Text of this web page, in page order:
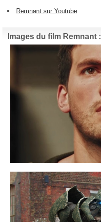
Remnant sur Youtube
Images du film Remnant :